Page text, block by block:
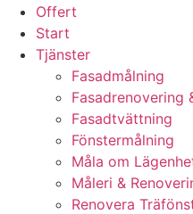
Offert
Start
Tjänster
Fasadmålning
Fasadrenovering
Fasadtvättning
Fönstermålning
Måla om
Måleri &
Renovera